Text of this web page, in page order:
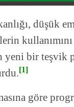
düşük
kullanımını
yeni bir teşvik
[1]
göre